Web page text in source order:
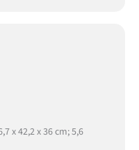
x 42,2 x 36 cm; 5,6